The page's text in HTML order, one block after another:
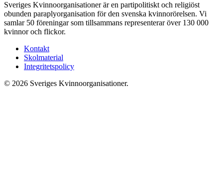
Sveriges Kvinnoorganisationer är en partipolitiskt och religiöst
obunden paraplyorganisation för den svenska kvinnorörelsen. Vi
samlar 50 föreningar som tillsammans representerar över 130 000
kvinnor och flickor.
Kontakt
Skolmaterial
Integritetspolicy
© 2026 Sveriges Kvinnoorganisationer.